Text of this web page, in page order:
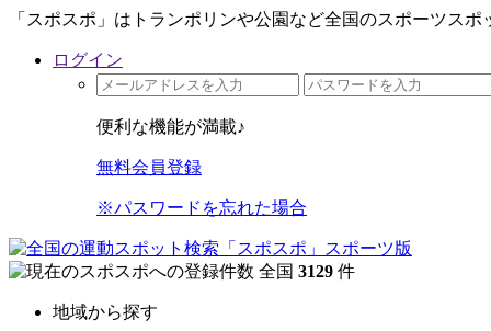
「スポスポ」はトランポリンや公園など全国のスポーツス
ログイン
便利な機能が満載♪
無料会員登録
※パスワードを忘れた場合
全国 3129 件
地域から探す